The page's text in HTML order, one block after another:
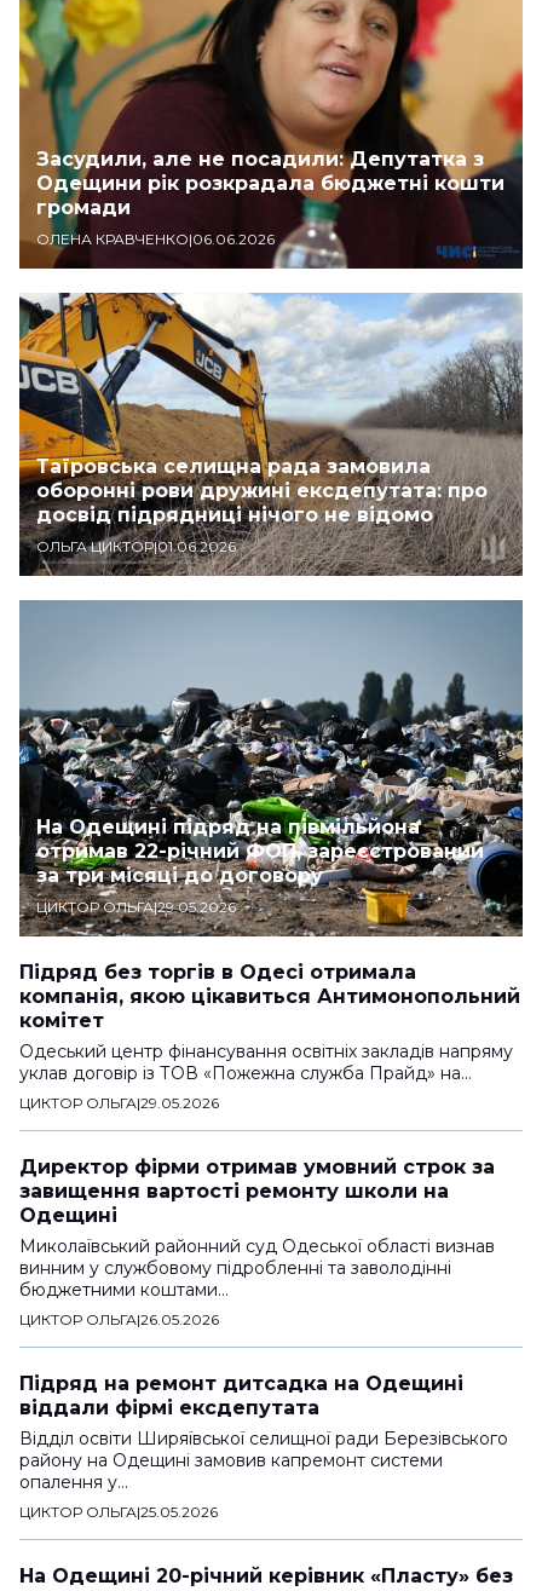
Засудили, але не посадили: Депутатка з
Одещини рік розкрадала бюджетні кошти
громади
ОЛЕНА КРАВЧЕНКО|06.06.2026
Таїровська селищна рада замовила
оборонні рови дружині ексдепутата: про
досвід підрядниці нічого не відомо
ОЛЬГА ЦИКТОР|01.06.2026
На Одещині підряд на півмільйона
отримав 22-річний ФОП, зареєстрований
за три місяці до договору
ЦИКТОР ОЛЬГА|29.05.2026
Підряд без торгів в Одесі отримала
компанія, якою цікавиться Антимонопольний
комітет
Одеський центр фінансування освітніх закладів напряму
уклав договір із ТОВ «Пожежна служба Прайд» на…
ЦИКТОР ОЛЬГА|29.05.2026
Директор фірми отримав умовний строк за
завищення вартості ремонту школи на
Одещині
Миколаївський районний суд Одеської області визнав
винним у службовому підробленні та заволодінні
бюджетними коштами…
ЦИКТОР ОЛЬГА|26.05.2026
Підряд на ремонт дитсадка на Одещині
віддали фірмі ексдепутата
Відділ освіти Ширяївської селищної ради Березівського
району на Одещині замовив капремонт системи
опалення у…
ЦИКТОР ОЛЬГА|25.05.2026
На Одещині 20-річний керівник «Пласту» без